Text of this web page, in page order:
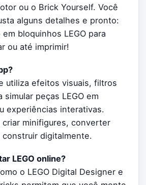
ou o Brick Yourself. Você
alguns detalhes e pronto:
bloquinhos LEGO para
ou até imprimir!
utiliza efeitos visuais, filtros
simular peças LEGO em
experiências interativas.
criar minifigures, converter
digitalmente.
LEGO online?
o LEGO Digital Designer e